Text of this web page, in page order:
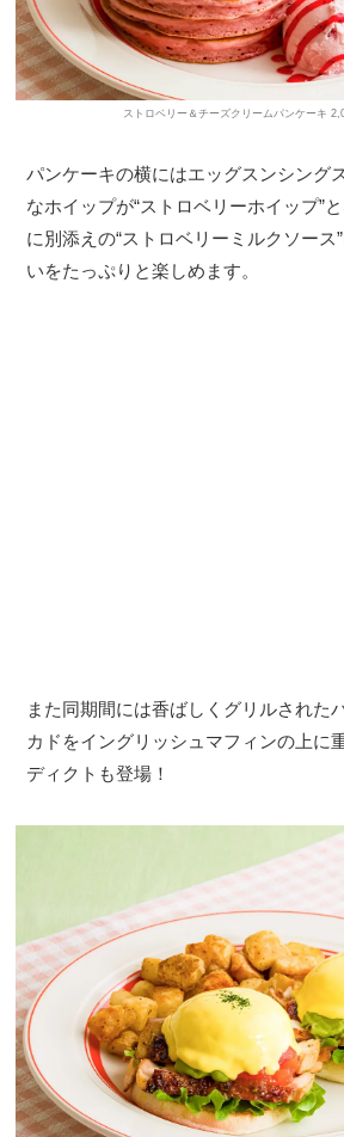
ストロベリー＆チーズクリームパンケーキ
パンケーキの横にはエッグスンシング
なホイップが“ストロベリーホイップ”
に別添えの“ストロベリーミルクソース
いをたっぷりと楽しめます。
また同期間には香ばしくグリルされた
カドをイングリッシュマフィンの上に
ディクトも登場！